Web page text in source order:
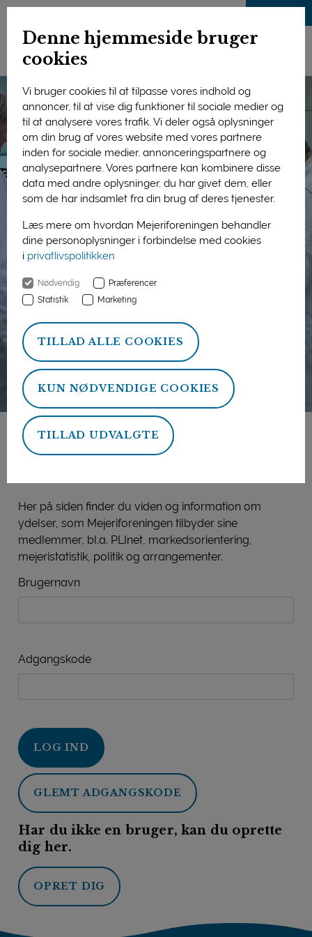
Denne hjemmeside bruger
cookies
Vi bruger cookies til at tilpasse vores indhold og
annoncer, til at vise dig funktioner til sociale medier og
til at analysere vores trafik. Vi deler også oplysninger
om din brug af vores website med vores partnere
inden for sociale medier, annonceringspartnere og
analysepartnere. Vores partnere kan kombinere disse
data med andre oplysninger, du har givet dem, eller
som de har indsamlet fra din brug af deres tjenester.
Læs mere om hvordan Mejeriforeningen behandler
dine personoplysninger i forbindelse med cookies
i privatlivspolitikken
Nødvendig
Præferencer
Statistik
Marketing
TILLAD ALLE COOKIES
KUN NØDVENDIGE COOKIES
TILLAD UDVALGTE
Mejeriforeningens
Her på siden finder du viden og information om
ydelser, som Mejeriforeningen tilbyder sine
medlemmer, bl.a. PLInet, markedsorientering,
mejeristatistik, politik og arrangementer.
Brugernavn
Adgangskode
LOG IND
GLEMT ADGANGSKODE
Har du ikke en bruger, kan du oprette
dig her.
OPRET DIG